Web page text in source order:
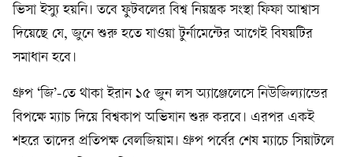
ভিসা ইস্যু হয়নি। তবে ফুটবলের বিশ্ব নিয়ন্ত্রক সংস্থা ফিফা আশ্বাস
দিয়েছে যে, জুনে শুরু হতে যাওয়া টুর্নামেন্টের আগেই বিষয়টির
সমাধান হবে।
গ্রুপ ‘জি’-তে থাকা ইরান ১৫ জুন লস অ্যাঞ্জেলেসে নিউজিল্যান্ডের
বিপক্ষে ম্যাচ দিয়ে বিশ্বকাপ অভিযান শুরু করবে। এরপর একই
শহরে তাদের প্রতিপক্ষ বেলজিয়াম। গ্রুপ পর্বের শেষ ম্যাচে সিয়াটলে